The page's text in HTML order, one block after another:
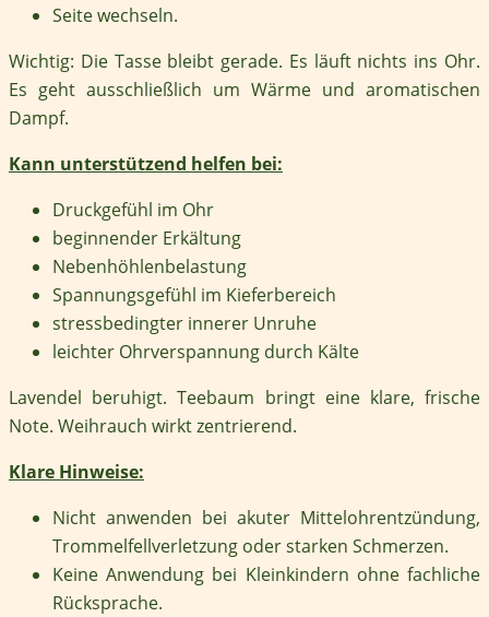
Seite wechseln.
Wichtig: Die Tasse bleibt gerade. Es läuft nichts ins Ohr.
Es geht ausschließlich um Wärme und aromatischen
Dampf.
Kann unterstützend helfen bei:
Druckgefühl im Ohr
beginnender Erkältung
Nebenhöhlenbelastung
Spannungsgefühl im Kieferbereich
stressbedingter innerer Unruhe
leichter Ohrverspannung durch Kälte
Lavendel beruhigt. Teebaum bringt eine klare, frische
Note. Weihrauch wirkt zentrierend.
Klare Hinweise:
Nicht anwenden bei akuter Mittelohrentzündung,
Trommelfellverletzung oder starken Schmerzen.
Keine Anwendung bei Kleinkindern ohne fachliche
Rücksprache.